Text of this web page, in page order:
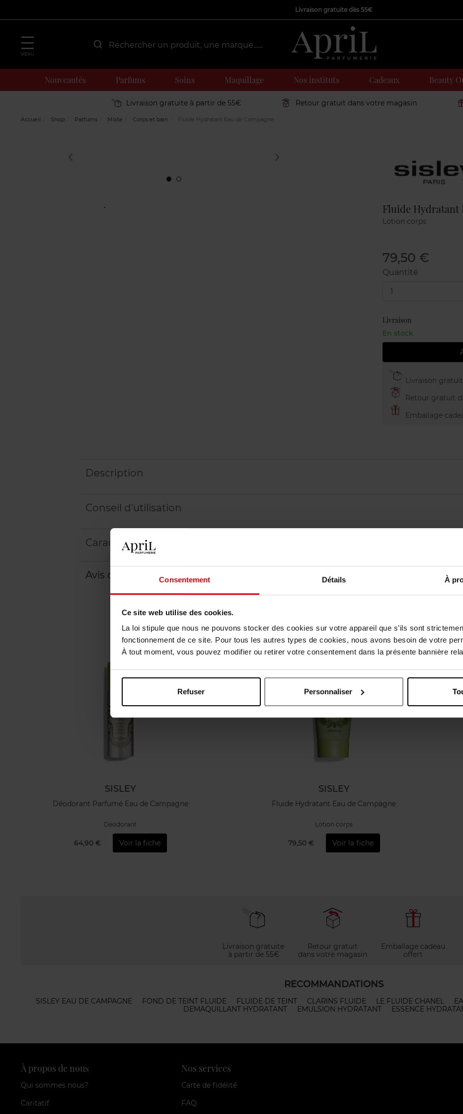
Consentement Détails À
Ce site web utilise des cookies.
La loi stipule que nous ne pouvons stocker des cookies sur votre appareil que s’ils sont
fonctionnement de ce site. Pour tous les autres types de cookies, nous avons besoin de votre
À tout moment, vous pouvez modifier ou retirer votre consentement dans la présente bannière
Refuser Personnaliser
Livraison gratuite dès 55€
MENU
Nouveautés Parfums Soins Maquillage Nos instituts Cadeaux Beauty
Livraison gratuite à partir de 55€ Retour gratuit dans votre magasin
Accueil Shop Parfums Mixte Corps et bain Fluide Hydratant Eau de Campagne
Fluide Hydratant
Lotion corps
79,50 €
Quantité
1
Livraison
En stock
Livraison
Retour gratuit
Emballage
Description
Conseil d'utilisation
Caractéristiques
Avis client Politique relative aux avis des clients
SISLEY
Déodorant Parfumé Eau de Campagne
Déodorant
64,90 € Voir la fiche
SISLEY
Fluide Hydratant Eau de Campagne
Lotion corps
79,50 € Voir la fiche
Livraison gratuite
à partir de 55€
Retour gratuit
dans votre magasin
Emballage cadeau
offert
RECOMMANDATIONS
SISLEY EAU DE CAMPAGNE FOND DE TEINT FLUIDE FLUIDE DE TEINT CLARINS FLUIDE LE FLUIDE CHANEL
DEMAQUILLANT HYDRATANT
EMULSION HYDRATANT ESSENCE
À propos de nous
Qui sommes nous?
Caritatif
Nos services
Carte de fidélité
FAQ